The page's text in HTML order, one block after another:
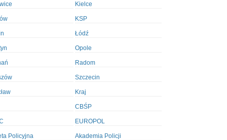
Kielce
KSP
Łódź
Opole
Radom
Szczecin
Kraj
CBŚP
EUROPOL
Policyjna Akademia Policji